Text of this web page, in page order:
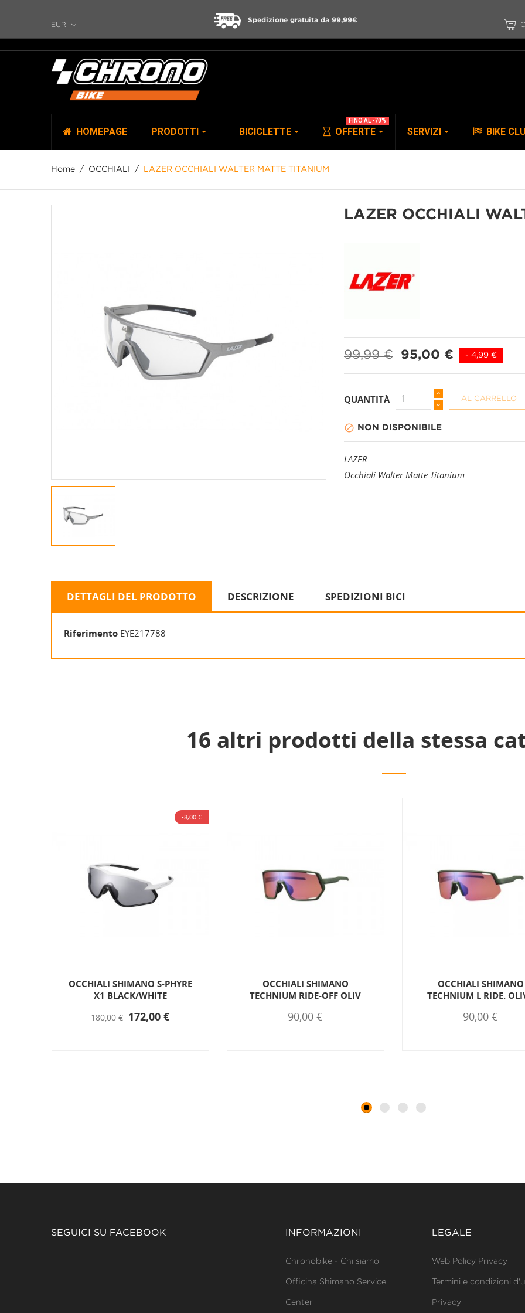
EUR
Spedizione gratuita da 99,99€
HOMEPAGE PRODOTTI
TOP
GIACCHE
MAGLIE A M. CORTE
PANTALONI
PANTALONI LUNGHI COPRISCARPE
BICICLETTE OFFERTE
FINO AL -70%
SERVIZI BIKE
Home OCCHIALI LAZER OCCHIALI WALTER MATTE TITANIUM
LAZER OCCHIALI
99,99 € 95,00 € - 4,99 €
QUANTITÀ AL CARRELLO
 NON DISPONIBILE
LAZER
Occhiali Walter Matte Titanium
DETTAGLI DEL PRODOTTO DESCRIZIONE SPEDIZIONI BICI
Riferimento EYE217788
16 altri prodotti della stessa
-8,00 €
OCCHIALI SHIMANO S-PHYRE
X1 BLACK/WHITE
180,00 € 172,00 €
OCCHIALI SHIMANO
TECHNIUM RIDE-OFF OLIV
90,00 €
OCCHIALI SHIMANO
TECHNIUM L RIDE.
90,00 €
SEGUICI SU FACEBOOK INFORMAZIONI
Chronobike - Chi siamo
Officina Shimano Service
Center
LEGALE
Web Policy Privacy
Termini e condizioni
Privacy